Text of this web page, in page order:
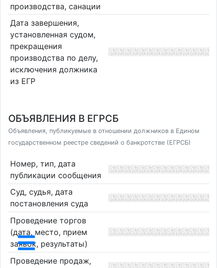
производства, санации
Дата завершения,
установленная судом,
прекращения
производства по делу,
исключения должника
из ЕГР
ОБЪЯВЛЕНИЯ В ЕГРСБ
Объявления, публикуемые в отношении должников в Едином
государственном реестре сведений о банкротстве (ЕГРСБ)
Номер, тип, дата
публикации сообщения
Суд, судья, дата
постановления суда
Проведение торгов
(дата, место, прием
заявок, результаты)
Проведение продаж,